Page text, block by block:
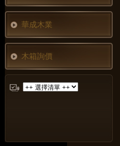
華成木業
木箱詢價